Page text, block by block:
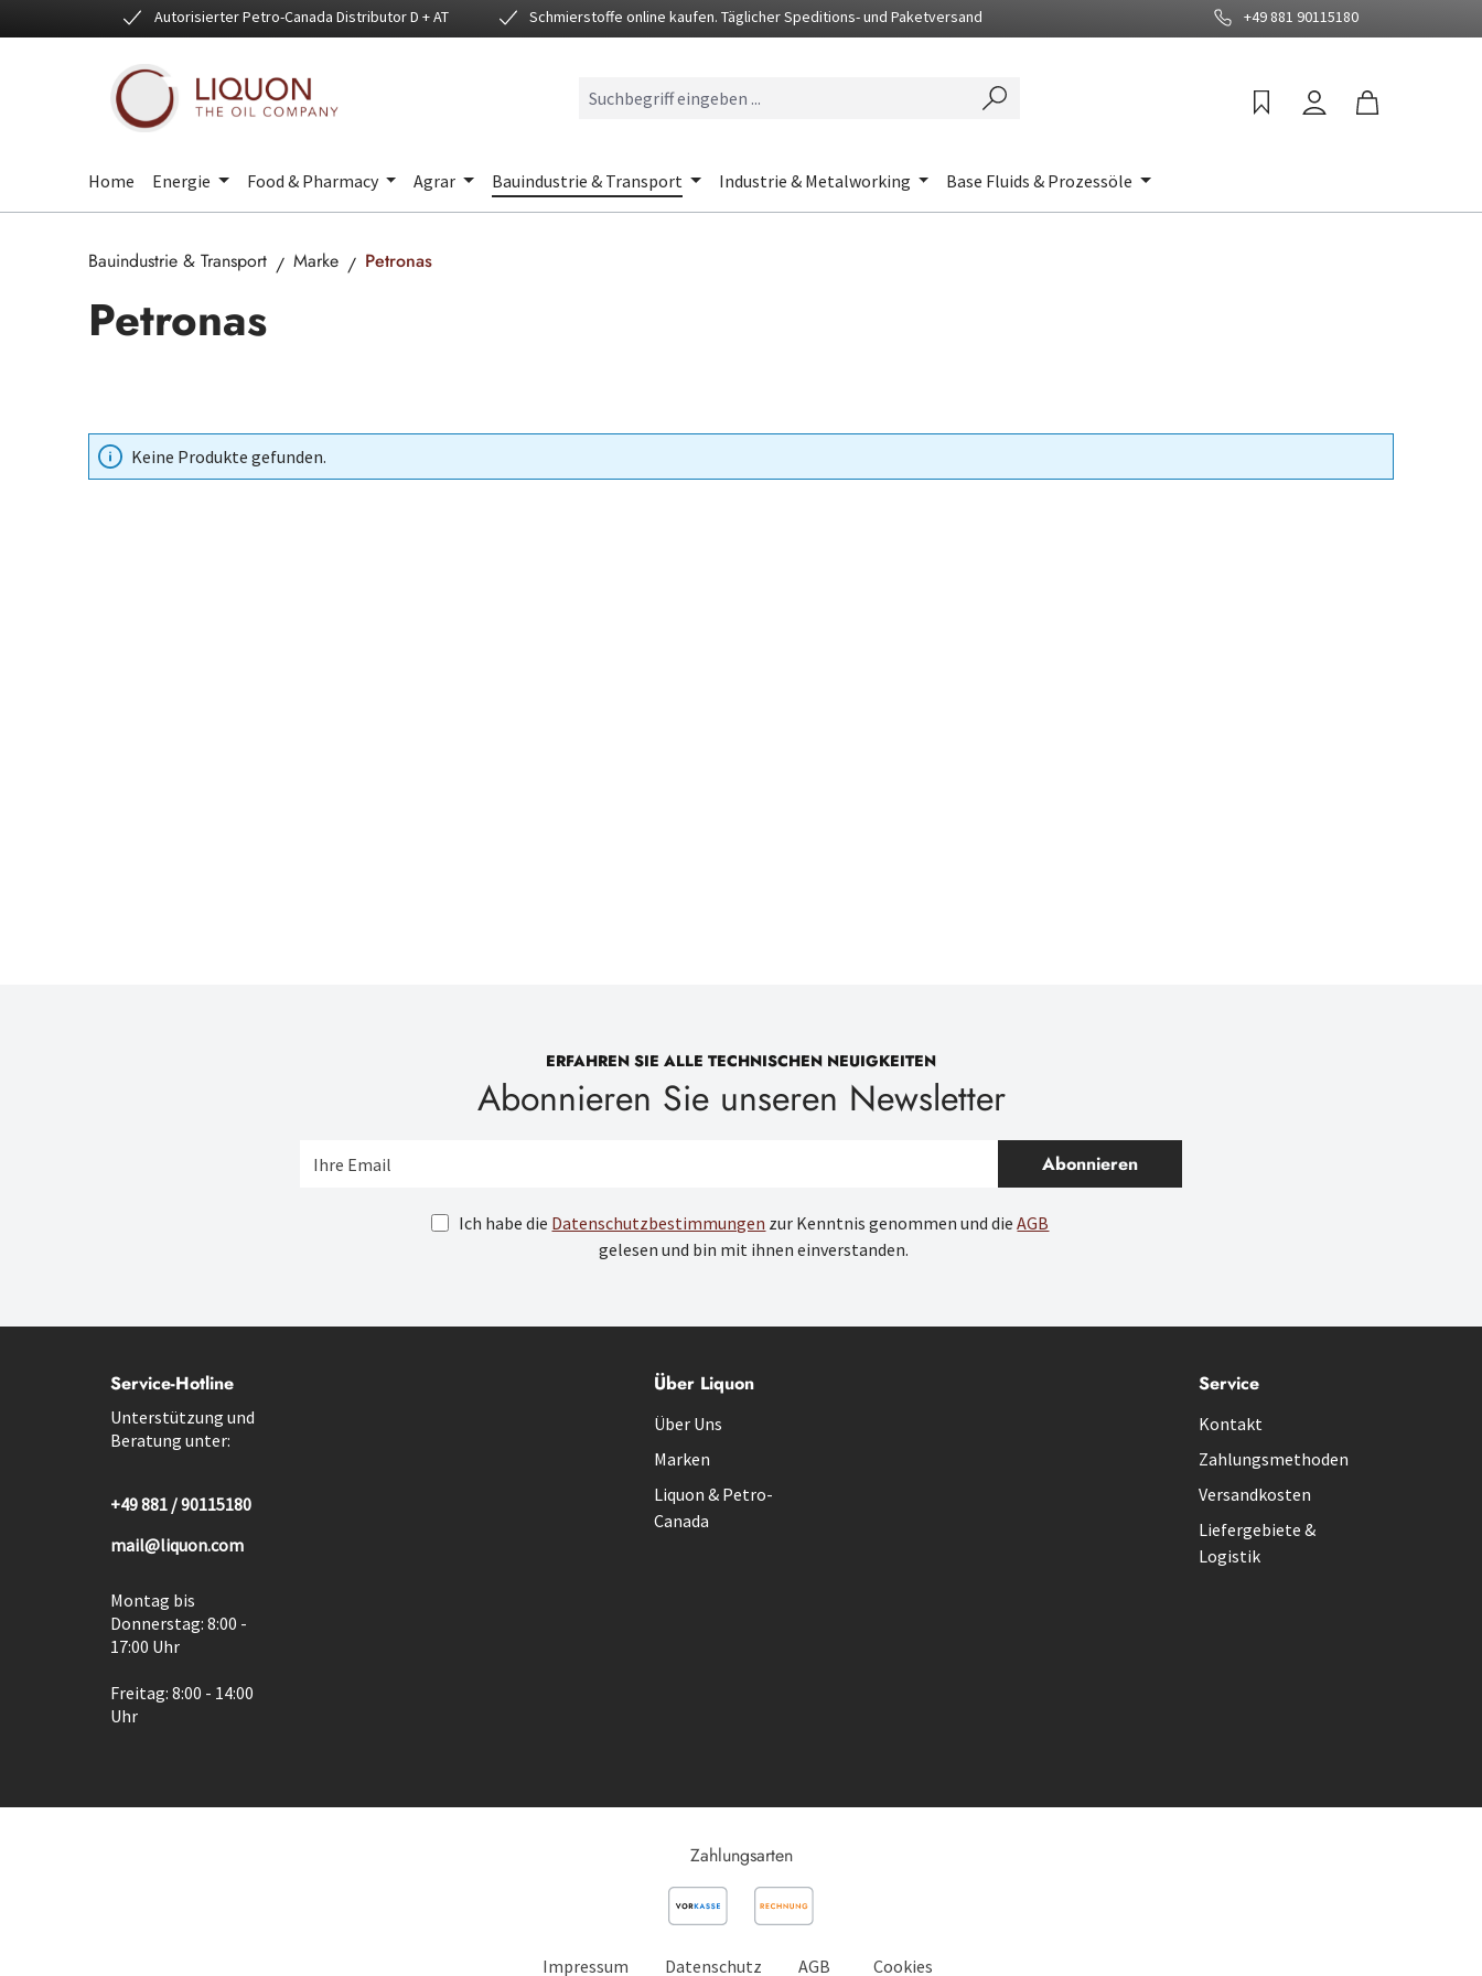
Hauptinhalt springen
Zur Suche springen
Zur Hauptnavigation springenAutorisierter Petro-Canada Distributor D + AT Schmierstoffe online kaufen. Täglicher Speditions- und Paketversand +49 881 90115180
Home Energie Food & Pharmacy Agrar Bauindustrie & Transport Industrie & Metalworking Base Fluids & Prozessöle
Bauindustrie & Transport Marke Petronas
Petronas
Keine Produkte gefunden.
ERFAHREN SIE ALLE TECHNISCHEN NEUIGKEITEN
Abonnieren Sie unseren Newsletter
Abonnieren
Ich habe die Datenschutzbestimmungen zur Kenntnis genommen und dieAGB
gelesen und bin mit ihnen einverstanden.
Service-Hotline
Unterstützung und
Beratung unter:
+49 881 / 90115180
mail@liquon.com
Montag bis
Donnerstag: 8:00 -
17:00 Uhr
Freitag: 8:00 - 14:00
Uhr
Über Liquon
Über Uns
Marken
Liquon & Petro-
Canada
Service
Kontakt
Zahlungsmethoden
Versandkosten
Liefergebiete &
Logistik
Zahlungsarten
Impressum Datenschutz AGB Cookies